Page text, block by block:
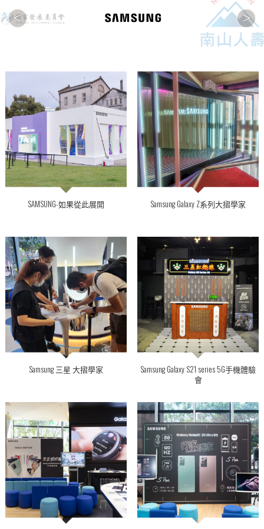
< >
SAMSUNG-如果從此展開 Samsung Galaxy Z系列大摺學家
Samsung 三星 大摺學家
Samsung Galaxy S21 series 5G手機體驗
會